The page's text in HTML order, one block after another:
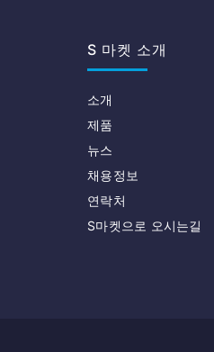
S 마켓 소개
소개
제품
뉴스
채용정보
연락처
S마켓으로 오시는길